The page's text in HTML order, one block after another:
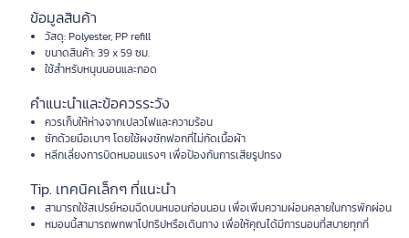
ข้อมูลสินค้า
วัสดุ: Polyester, PP refill
ขนาดสินค้า: 39 x 59 ซม.
ใช้สำหรับหนุนนอนและกอด
คำแนะนำและข้อควรระวัง
ควรเก็บให้ห่างจากเปลวไฟและความร้อน
ซักด้วยมือเบาๆ โดยใช้ผงซักฟอกที่ไม่กัดเนื้อผ้า
หลีกเลี่ยงการบิดหมอนแรงๆ เพื่อป้องกันการเสียรูปทรง
Tip. เทคนิคเล็กๆ ที่แนะนำ
สามารถใช้สเปรย์หอมฉีดบนหมอนก่อนนอน เพื่อเพิ่มความผ่อนคลายในการพักผ่อน
หมอนนี้สามารถพกพาไปทริปหรือเดินทาง เพื่อให้คุณได้มีการนอนที่สบายทุกที่